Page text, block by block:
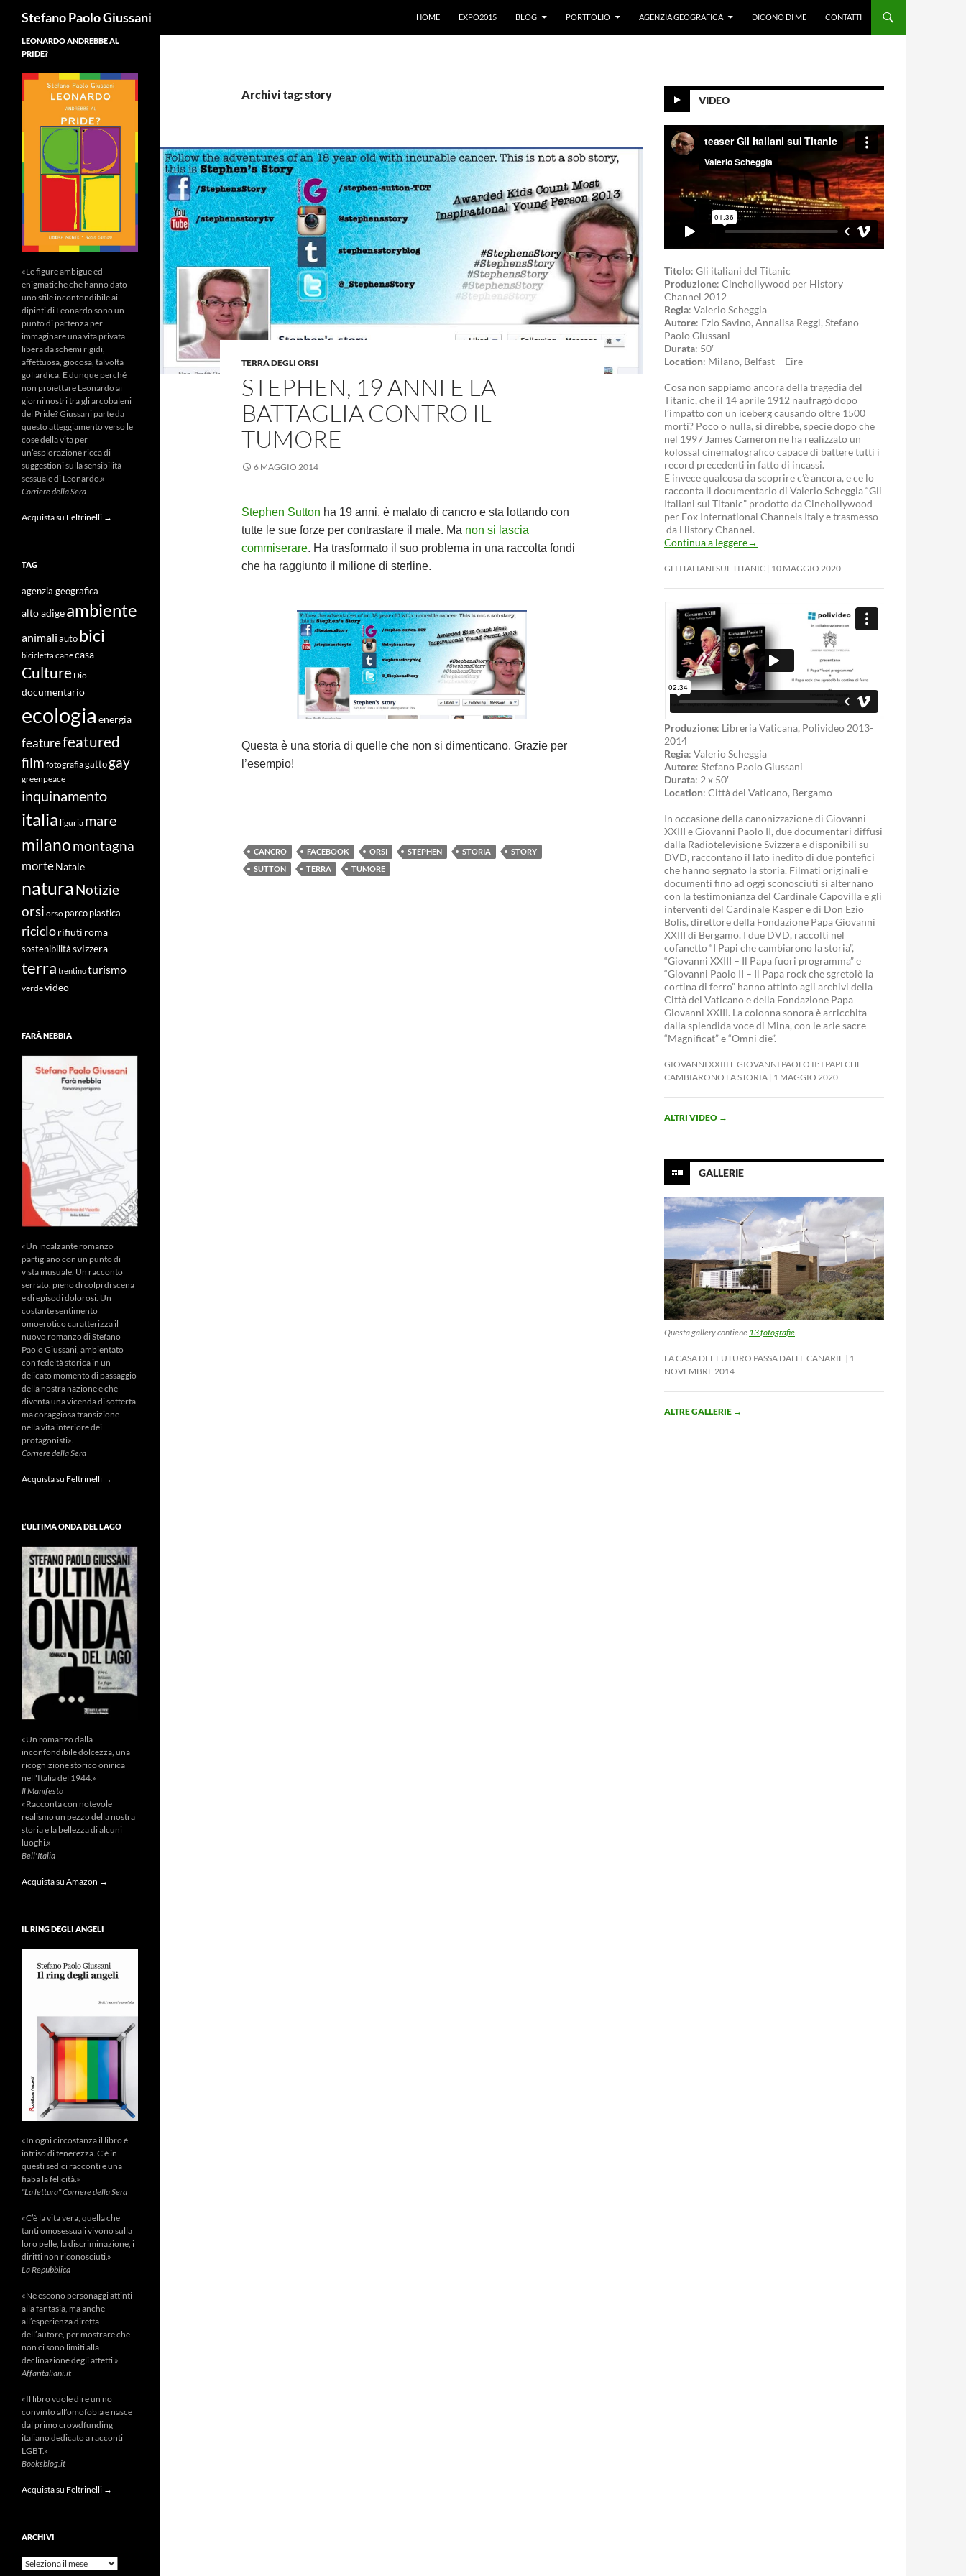
Stefano Paolo Giussani
HOME
EXPO2015 BLOG PORTFOLIO AGENZIA GEOGRAFICA DICONO DI ME CONTATTI
Archivi tag: story
TERRA DEGLI ORSI
STEPHEN, 19 ANNI E LA
BATTAGLIA CONTRO IL
TUMORE
6 MAGGIO 2014
Stephen Sutton ha 19 anni, è malato di cancro e sta lottando con
tutte le sue forze per contrastare il male. Ma non si lascia
commiserare. Ha trasformato il suo problema in una raccolta fondi
che ha raggiunto il milione di sterline.
Questa è una storia di quelle che non si dimenticano. Grazie per
l’esempio!
CANCRO FACEBOOK ORSI STEPHEN STORIA
STORY
SUTTON
TERRA TUMORE
VIDEO
Titolo: Gli italiani del Titanic
Produzione: Cinehollywood per History
Channel 2012
Regia: Valerio Scheggia
Autore: Ezio Savino, Annalisa Reggi, Stefano
Paolo Giussani
Durata: 50′
Location: Milano, Belfast – Eire
Cosa non sappiamo ancora della tragedia del
Titanic, che il 14 aprile 1912 naufragò dopo
l’impatto con un iceberg causando oltre 1500
morti? Poco o nulla, si direbbe, specie dopo che
nel 1997 James Cameron ne ha realizzato un
kolossal cinematografico capace di battere tutti i
record precedenti in fatto di incassi.
E invece qualcosa da scoprire c’è ancora, e ce lo
racconta il documentario di Valerio Scheggia “Gli
Italiani sul Titanic” prodotto da Cinehollywood
per Fox International Channels Italy e trasmesso
da History Channel.
Continua a leggere→
GLI ITALIANI SUL TITANIC 10 MAGGIO 2020
Produzione: Libreria Vaticana, Polivideo 2013-
2014
Regia: Valerio Scheggia
Autore: Stefano Paolo Giussani
Durata: 2 x 50′
Location: Città del Vaticano, Bergamo
In occasione della canonizzazione di Giovanni
XXIII e Giovanni Paolo II, due documentari diffusi
dalla Radiotelevisione Svizzera e disponibili su
DVD, raccontano il lato inedito di due pontefici
che hanno segnato la storia. Filmati originali e
documenti fino ad oggi sconosciuti si alternano
con la testimonianza del Cardinale Capovilla e gli
interventi del Cardinale Kasper e di Don Ezio
Bolis, direttore della Fondazione Papa Giovanni
XXIII di Bergamo. I due DVD, raccolti nel
cofanetto “I Papi che cambiarono la storia”,
“Giovanni XXIII – Il Papa fuori programma” e
“Giovanni Paolo II – Il Papa rock che sgretolò la
cortina di ferro” hanno attinto agli archivi della
Città del Vaticano e della Fondazione Papa
Giovanni XXIII. La colonna sonora è arricchita
dalla splendida voce di Mina, con le arie sacre
“Magnificat” e “Omni die”.
GIOVANNI XXIII E GIOVANNI PAOLO II: I PAPI CHE
CAMBIARONO LA STORIA 1 MAGGIO 2020
ALTRI VIDEO →
GALLERIE
Questa gallery contiene 13 fotografie.
LA CASA DEL FUTURO PASSA DALLE CANARIE 1
NOVEMBRE 2014
ALTRE GALLERIE →
LEONARDO ANDREBBE AL
PRIDE?
«Le figure ambigue ed
enigmatiche che hanno dato
uno stile inconfondibile ai
dipinti di Leonardo sono un
punto di partenza per
immaginare una vita privata
libera da schemi rigidi,
affettuosa, giocosa, talvolta
goliardica. E dunque perché
non proiettare Leonardo ai
giorni nostri tra gli arcobaleni
del Pride? Giussani parte da
questo atteggiamento verso le
cose della vita per
un’esplorazione ricca di
suggestioni sulla sensibilità
sessuale di Leonardo.»
Corriere della Sera
Acquista su Feltrinelli →
TAG
agenzia geografica
alto adigeambiente
animali auto bici
bicicletta canecasa
Culture Dio
documentario
ecologia energia
featurefeatured
film fotografiagatto gay
greenpeace
inquinamento
italia liguria mare
milanomontagna
morteNatale
naturaNotizie
orsi orso parco plastica
riciclorifiuti roma
sostenibilità svizzera
terra trentinoturismo
verdevideo
FARÀ NEBBIA
«Un incalzante romanzo
partigiano con un punto di
vista inusuale. Un racconto
serrato, pieno di colpi di scena
e di episodi dolorosi. Un
costante sentimento
omoerotico caratterizza il
nuovo romanzo di Stefano
Paolo Giussani, ambientato
con fedeltà storica in un
delicato momento di passaggio
della nostra nazione e che
diventa una vicenda di sofferta
ma coraggiosa transizione
nella vita interiore dei
protagonisti».
Corriere della Sera
Acquista su Feltrinelli →
L’ULTIMA ONDA DEL LAGO
«Un romanzo dalla
inconfondibile dolcezza, una
ricognizione storico onirica
nell'Italia del 1944.»
Il Manifesto
«Racconta con notevole
realismo un pezzo della nostra
storia e la bellezza di alcuni
luoghi.»
Bell'Italia
Acquista su Amazon →
IL RING DEGLI ANGELI
«In ogni circostanza il libro è
intriso di tenerezza. C'è in
questi sedici racconti e una
fiaba la felicità.»
"La lettura" Corriere della Sera
«C’è la vita vera, quella che
tanti omosessuali vivono sulla
loro pelle, la discriminazione, i
diritti non riconosciuti.»
La Repubblica
«Ne escono personaggi attinti
alla fantasia, ma anche
all’esperienza diretta
dell’autore, per mostrare che
non ci sono limiti alla
declinazione degli affetti.»
Affaritaliani.it
«Il libro vuole dire un no
convinto all’omofobia e nasce
dal primo crowdfunding
italiano dedicato a racconti
LGBT.»
Booksblog.it
Acquista su Feltrinelli →
ARCHIVI
Archivi